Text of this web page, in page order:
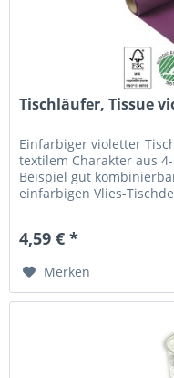
Tischläufer, Tissue
Einfarbiger violetter
textilem Charakter aus
Beispiel gut
einfarbigen Vlies-
4,59 € *
Merken